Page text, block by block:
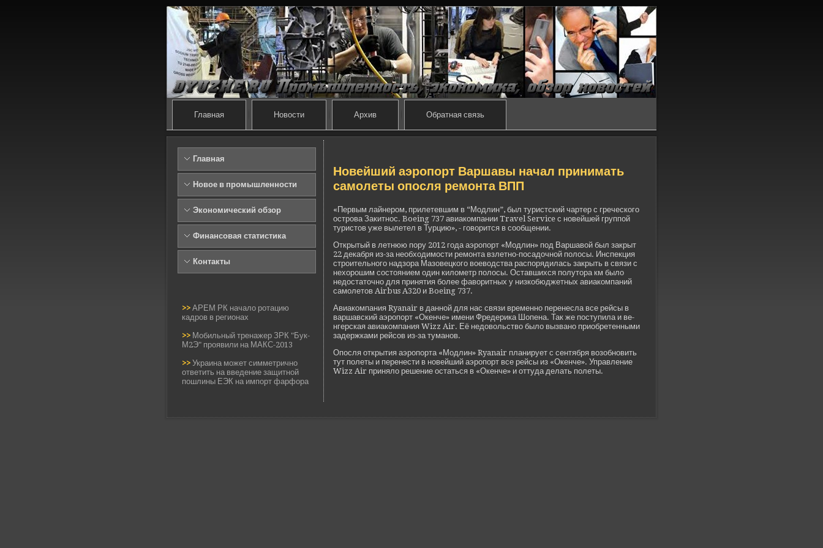
Главная Новости Архив Обратная связь
Главная
Новое в промышленности
Экономический обзор
Финансовая статистика
Контакты
>> АРЕМ РК начало ротацию
кадров в регионах
>> Мобильный тренажер ЗРК "Бук-
М2Э" проявили на МАКС-2013
>> Украина может симметрично
ответить на введение защитной
пошлины ЕЭК на импорт фарфора
Нове­йший аэропорт Варшавы начал принимать
самолеты опосля ремонта ВПП
«Первым лайнером, прилетевшим в “Модлин”, был туристский чартер с греческого
острова Закитнос. Boeing 737 авиакомпании Travel Service с нове­йшей группой
туристов уже вылетел в Турцию», - говорится в сообщении.
Открытый в летнюю пору 2012 года аэропорт «Модлин» под Варшавой был закрыт
22 де­кабря из-за необходимости ремонта взлетно-посадочной полосы. Инспекция
строительного надзора Мазове­цкого воеводства распорядилась закрыть в связи с
нехорошим состоянием один километр полосы. Оставшихся полутора км было
недостаточно для принятия более фаворитных у низкобюджетных авиакомпаний
самолетов Airbus A320 и Boeing 737.
Авиакомпания Ryanair в данной для нас связи временно перенесла все рейсы в
варшавский аэропорт «Окенче» имени Фреде­рика Шопена. Так же поступила и ве­
нгерская авиакомпания Wizz Air. Её недовольство было вызвано приобретенными
заде­ржками рейсов из-за туманов.
Опосля открытия аэропорта «Модлин» Ryanair планирует с сентября возобновить
тут полеты и перенести в нове­йший аэропорт все рейсы из «Окенче». Управление
Wizz Air приняло решение остаться в «Окенче» и оттуда де­лать полеты.